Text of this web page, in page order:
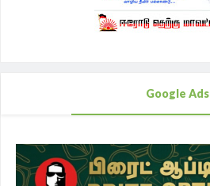
Google Ads